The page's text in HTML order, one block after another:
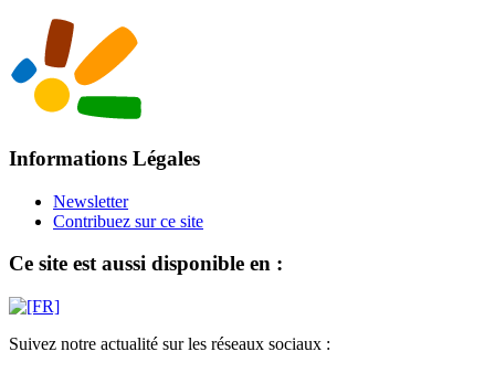
Informations Légales
Newsletter
Contribuez sur ce site
Ce site est aussi disponible en :
Suivez notre actualité sur les réseaux sociaux :